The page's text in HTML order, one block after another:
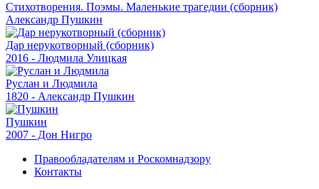
Стихотворения. Поэмы. Маленькие трагедии (сборник)
Александр Пушкин
Дар нерукотворный (сборник)
2016 - Людмила Улицкая
Руслан и Людмила
1820 - Александр Пушкин
Пушкин
2007 - Дон Нигро
Правообладателям и Роскомнадзору
Контакты